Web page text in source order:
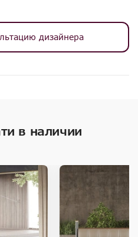
дизайнера
в наличии